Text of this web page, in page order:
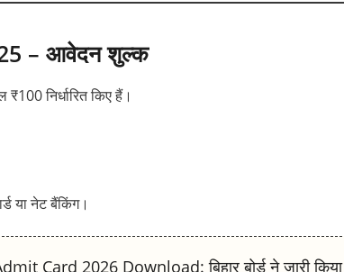
– आवेदन शुल्क
निर्धारित किए हैं।
या नेट बैंकिंग।
Card 2026 Download: बिहार बोर्ड ने जारी किया